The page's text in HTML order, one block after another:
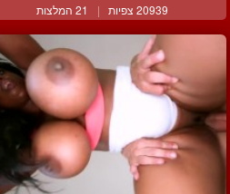
20939 צפיות | 21 המלצות